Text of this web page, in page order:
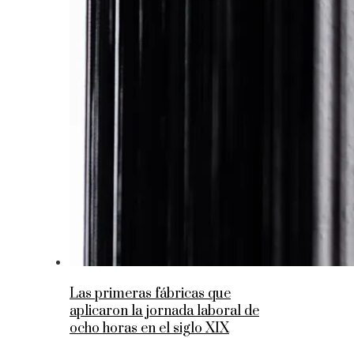
Las primeras fábricas que
aplicaron la jornada laboral de
ocho horas en el siglo XIX